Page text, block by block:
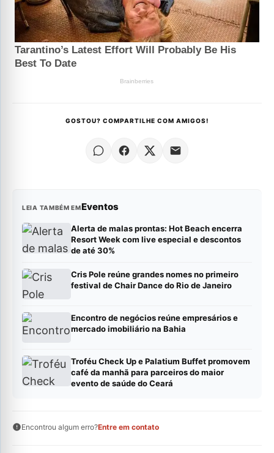
GOSTOU? COMPARTILHE COM AMIGOS!
LEIA TAMBÉM EMEventos
Alerta de malas prontas: Hot Beach encerra
Resort Week com live especial e descontos
de até 30%
Cris Pole reúne grandes nomes no primeiro
festival de Chair Dance do Rio de Janeiro
Encontro de negócios reúne empresários e
mercado imobiliário na Bahia
Troféu Check Up e Palatium Buffet promovem
café da manhã para parceiros do maior
evento de saúde do Ceará
Encontrou algum erro?Entre em contato